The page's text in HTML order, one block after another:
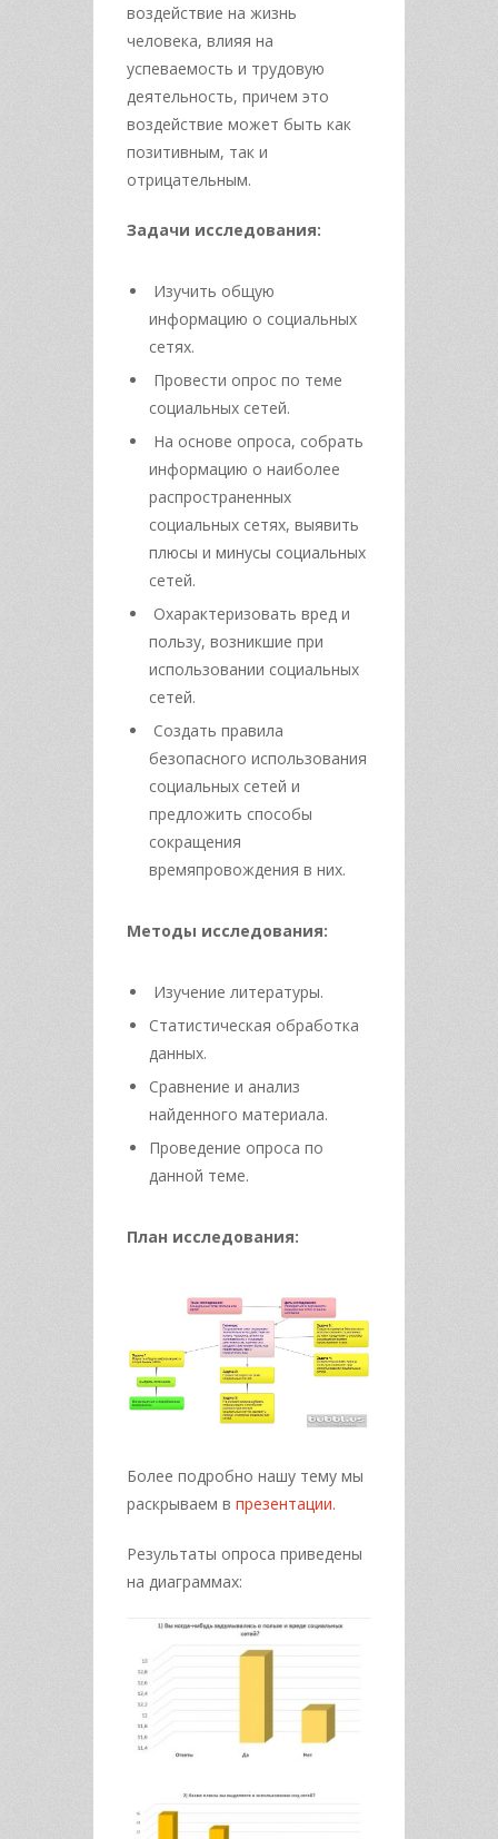
воздействие на жизнь
человека, влияя на
успеваемость и трудовую
деятельность, причем это
воздействие может быть как
позитивным, так и
отрицательным.
Задачи исследования:
Изучить общую
информацию о социальных
сетях.
Провести опрос по теме
социальных сетей.
На основе опроса, собрать
информацию о наиболее
распространенных
социальных сетях, выявить
плюсы и минусы социальных
сетей.
Охарактеризовать вред и
пользу, возникшие при
использовании социальных
сетей.
Создать правила
безопасного использования
социальных сетей и
предложить способы
сокращения
времяпровождения в них.
Методы исследования:
Изучение литературы.
Статистическая обработка
данных.
Сравнение и анализ
найденного материала.
Проведение опроса по
данной теме.
План исследования:
Более подробно нашу тему мы
раскрываем в презентации.
Результаты опроса приведены
на диаграммах: